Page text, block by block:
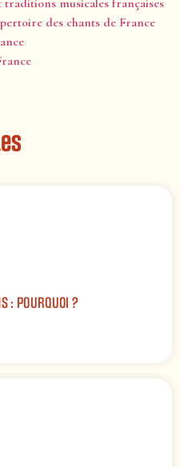
des chants de France
: POURQUOI ?